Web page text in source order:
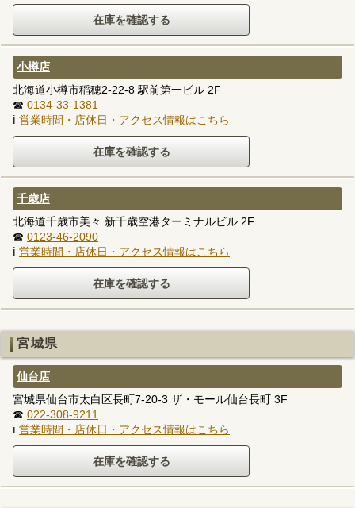
小樽店
北海道小樽市稲穂2-22-8 駅前第一ビル 2F
☎ 0134-33-1381
ℹ 営業時間・店休日・アクセス情報はこちら
千歳店
北海道千歳市美々 新千歳空港ターミナルビル 2F
☎ 0123-46-2090
ℹ 営業時間・店休日・アクセス情報はこちら
宮城県
仙台店
宮城県仙台市太白区長町7-20-3 ザ・モール仙台長町 3F
☎ 022-308-9211
ℹ 営業時間・店休日・アクセス情報はこちら